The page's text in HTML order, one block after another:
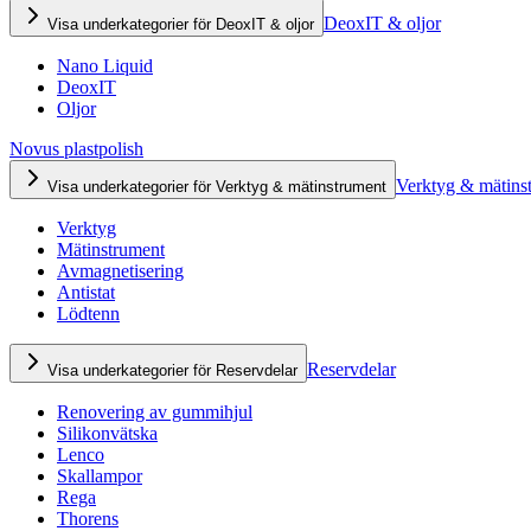
Visa underkategorier för DeoxIT & oljor DeoxIT & oljor
Nano Liquid
DeoxIT
Oljor
Novus plastpolish
Visa underkategorier för Verktyg & mätinstrument Verktyg &
Verktyg
Mätinstrument
Avmagnetisering
Antistat
Lödtenn
Visa underkategorier för Reservdelar Reservdelar
Renovering av gummihjul
Silikonvätska
Lenco
Skallampor
Rega
Thorens